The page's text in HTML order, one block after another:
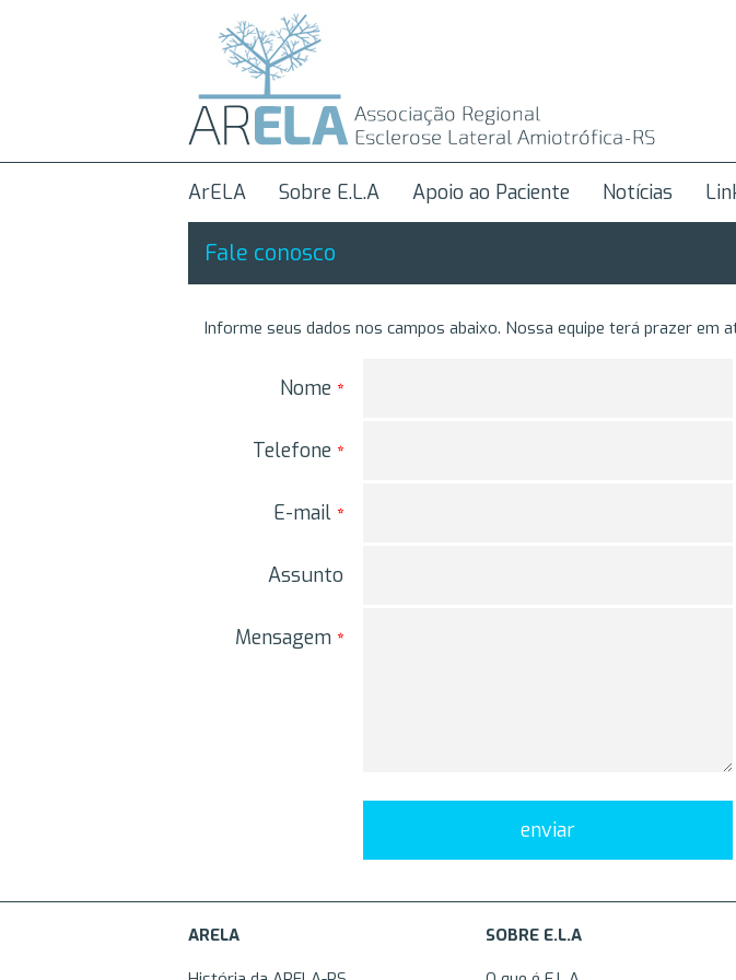
ArELA Sobre E.L.A Apoio ao Paciente Notícias
Fale conosco
Informe seus dados nos campos abaixo. Nossa equipe terá prazer em
Nome *
Telefone *
E-mail *
Assunto
Mensagem *
enviar
ARELA
SOBRE E.L.A